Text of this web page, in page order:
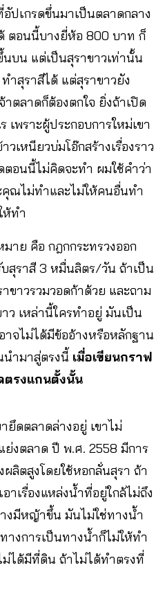
ปเกรดขึ่นมาเป็นตลาดกลาง
ตอนนี้บางยี่ห้อ 800 บาท ก็
นบน แต่เป็นสุราขาวเท่านั้น
ำสุราสีได้ แต่สุราขาวยัง
ตลาดก็ต้องตกใจ ยิ่งถ้าเปิด
เพราะผู้ประกอบการใหม่เขา
เหนียวบ่มโอ๊กสร้างเรื่องราว
อนนี้ไม่คิดจะทำ ผมใช้คำว่า
คุณไม่ทำและไม่ให้คนอื่นทำ
ทำ
าย คือ กฎกกระทรวงออก
สุราสี 3 หมื่นลิตร/วัน ถ้าเป็น
ขาวรวมวอดก้าด้วย และถาม
ว เหล่านี้ใครทำอยู่ มันเป็น
าจไม่ได้มีข้ออ้างหรือหลักฐาน
ำมาสู่ตรงนี้ เมื่อเขียนกราฟ
ตรงแกนตั้งนั้น
ยึดตลาดล่างอยู่ เขาไม่
ย่งตลาด ปี พ.ศ. 2558 มีการ
ลิตสูงโดยใช้หอกลั่นสุรา ถ้า
าเรื่องแหล่งน้ำที่อยู่ใกล้ไม่ถึง
งมีหญ้าขึ้น มันไม่ใช่ทางน้ำ
งการเป็นทางน้ำก็ไม่ให้ทำ
ได้มีที่ดิน ถ้าไม่ได้ทำตรงที่